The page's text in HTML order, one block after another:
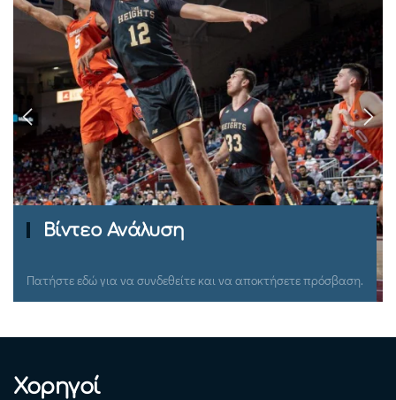
Ομιλίες Σεμιναρίων
Πατήστε εδώ για να συνδεθείτε και να αποκτήσετε πρόσβαση.
Χορηγοί